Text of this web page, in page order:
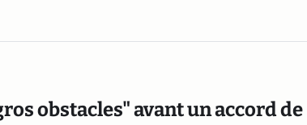
obstacles" avant un accord de